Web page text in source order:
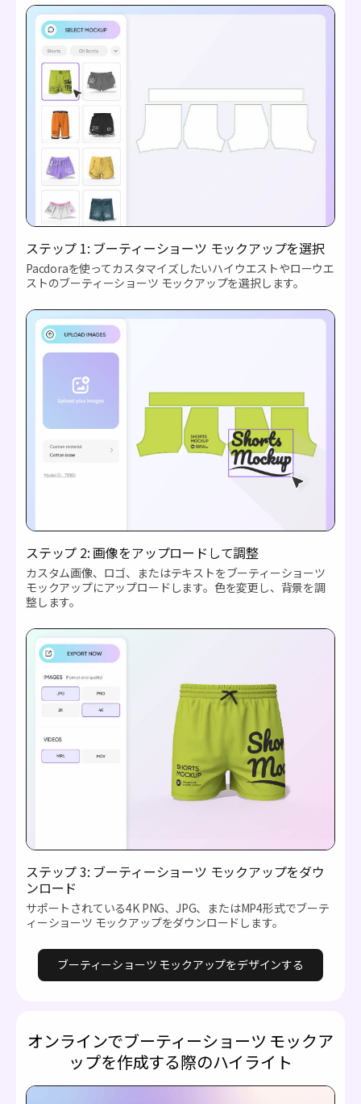
ステップ 1: ブーティーショーツ モックアップを選択
Pacdoraを使ってカスタマイズしたいハイウエストやローウエ
ストのブーティーショーツ モックアップを選択します。
ステップ 2: 画像をアップロードして調整
カスタム画像、ロゴ、またはテキストをブーティーショーツ
モックアップにアップロードします。色を変更し、背景を調
整します。
ステップ 3: ブーティーショーツ モックアップをダウ
ンロード
サポートされている4K PNG、JPG、またはMP4形式でブーテ
ィーショーツ モックアップをダウンロードします。
ブーティーショーツ モックアップをデザインする
オンラインでブーティーショーツ モックア
ップを作成する際のハイライト